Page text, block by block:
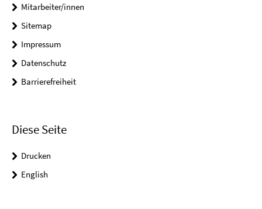
Mitarbeiter/innen
Sitemap
Impressum
Datenschutz
Barrierefreiheit
Diese Seite
Drucken
English